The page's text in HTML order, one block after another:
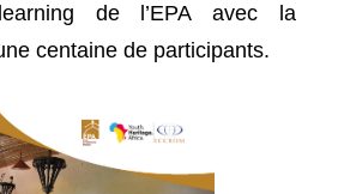
de l’EPA avec la
centaine de participants.